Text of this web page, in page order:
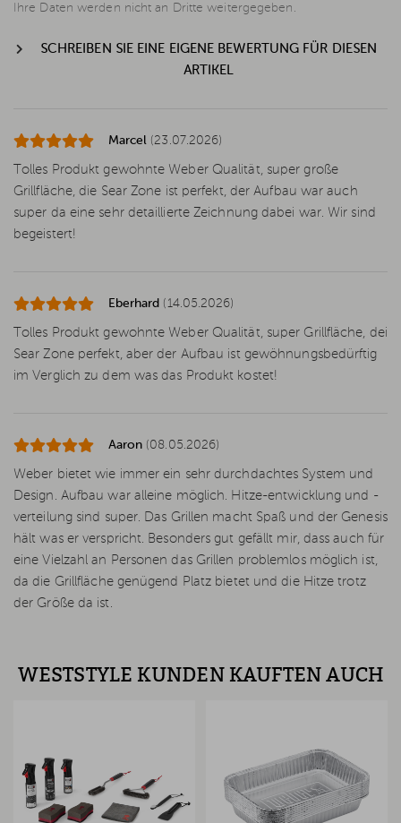
Ihre Daten werden nicht an Dritte weitergegeben.
SCHREIBEN SIE EINE EIGENE BEWERTUNG FÜR DIESEN
ARTIKEL
Marcel (23.07.2026)
Tolles Produkt gewohnte Weber Qualität, super große
Grillfläche, die Sear Zone ist perfekt, der Aufbau war auch
super da eine sehr detaillierte Zeichnung dabei war. Wir sind
begeistert!
Eberhard (14.05.2026)
Tolles Produkt gewohnte Weber Qualität, super Grillfläche, dei
Sear Zone perfekt, aber der Aufbau ist gewöhnungsbedürftig
im Verglich zu dem was das Produkt kostet!
Aaron (08.05.2026)
Weber bietet wie immer ein sehr durchdachtes System und
Design. Aufbau war alleine möglich. Hitze-entwicklung und -
verteilung sind super. Das Grillen macht Spaß und der Genesis
hält was er verspricht. Besonders gut gefällt mir, dass auch für
eine Vielzahl an Personen das Grillen problemlos möglich ist,
da die Grillfläche genügend Platz bietet und die Hitze trotz
der Größe da ist.
WESTSTYLE KUNDEN KAUFTEN AUCH